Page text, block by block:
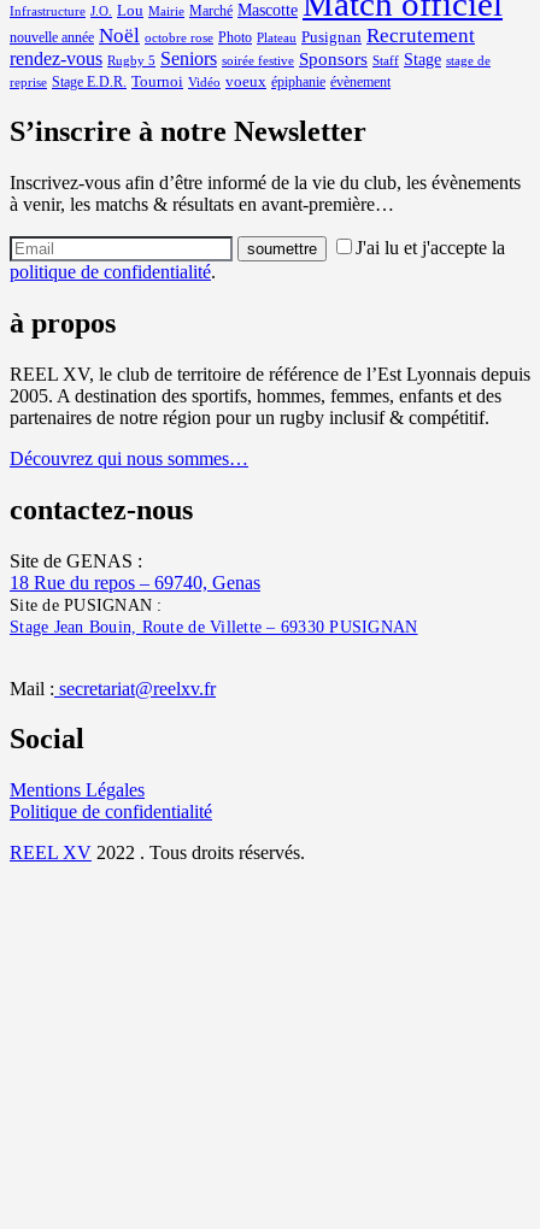
Infrastructure J.O. Lou Mairie Marché Mascotte
nouvelle année Noël octobre rose Photo Plateau Pusignan Recrutement
rendez-vous Rugby 5 Seniors soirée festive Sponsors Staff Stage stage de
reprise Stage E.D.R. Tournoi Vidéo voeux épiphanie évènement
S’inscrire à notre Newsletter
Inscrivez-vous afin d’être informé de la vie du club, les évènements
à venir, les matchs & résultats en avant-première…
J'ai lu et j'accepte la
politique de confidentialité.
à propos
REEL XV, le club de territoire de référence de l’Est Lyonnais depuis
2005. A destination des sportifs, hommes, femmes, enfants et des
partenaires de notre région pour un rugby inclusif & compétitif.
Découvrez qui nous sommes…
contactez-nous
Site de GENAS :
18 Rue du repos – 69740, Genas
Site de PUSIGNAN :
Stage Jean Bouin, Route de Villette – 69330 PUSIGNAN
Mail : secretariat@reelxv.fr
Social
Mentions Légales
Politique de confidentialité
REEL XV 2022 . Tous droits réservés.